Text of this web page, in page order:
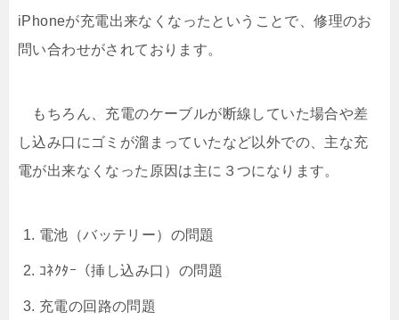
iPhoneが充電出来なくなったということで、修理のお
問い合わせがされております。
もちろん、充電のケーブルが断線していた場合や差
し込み口にゴミが溜まっていたなど以外での、主な充
電が出来なくなった原因は主に３つになります。
電池（バッテリー）の問題
ｺﾈｸﾀｰ（挿し込み口）の問題
充電の回路の問題